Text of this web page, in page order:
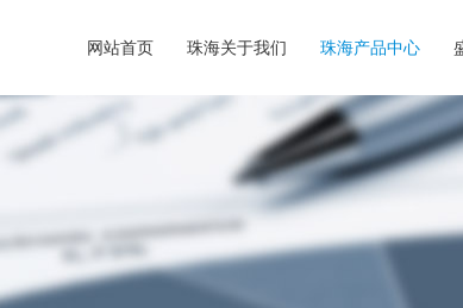
网站首页 珠海关于我们 珠海产品中心